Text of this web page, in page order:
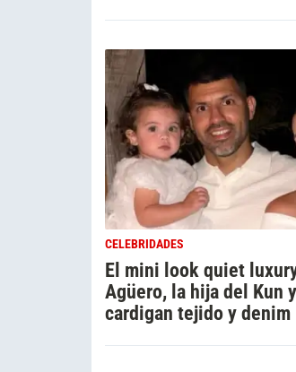
CELEBRIDADES
El mini look quiet
Agüero, la hija del Kun
cardigan tejido y denim